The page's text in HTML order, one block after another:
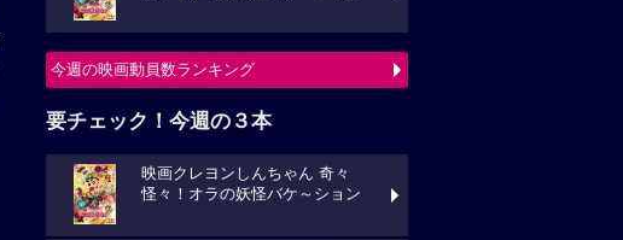
今週の映画動員数ランキング
要チェック！今週の３本
映画クレヨンしんちゃん 奇々
怪々！オラの妖怪バケ～ション